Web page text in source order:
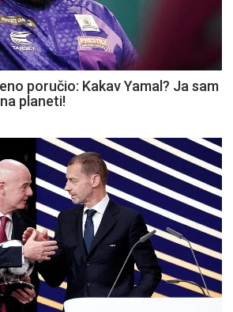
poručio: Kakav Yamal? Ja sam
planeti!